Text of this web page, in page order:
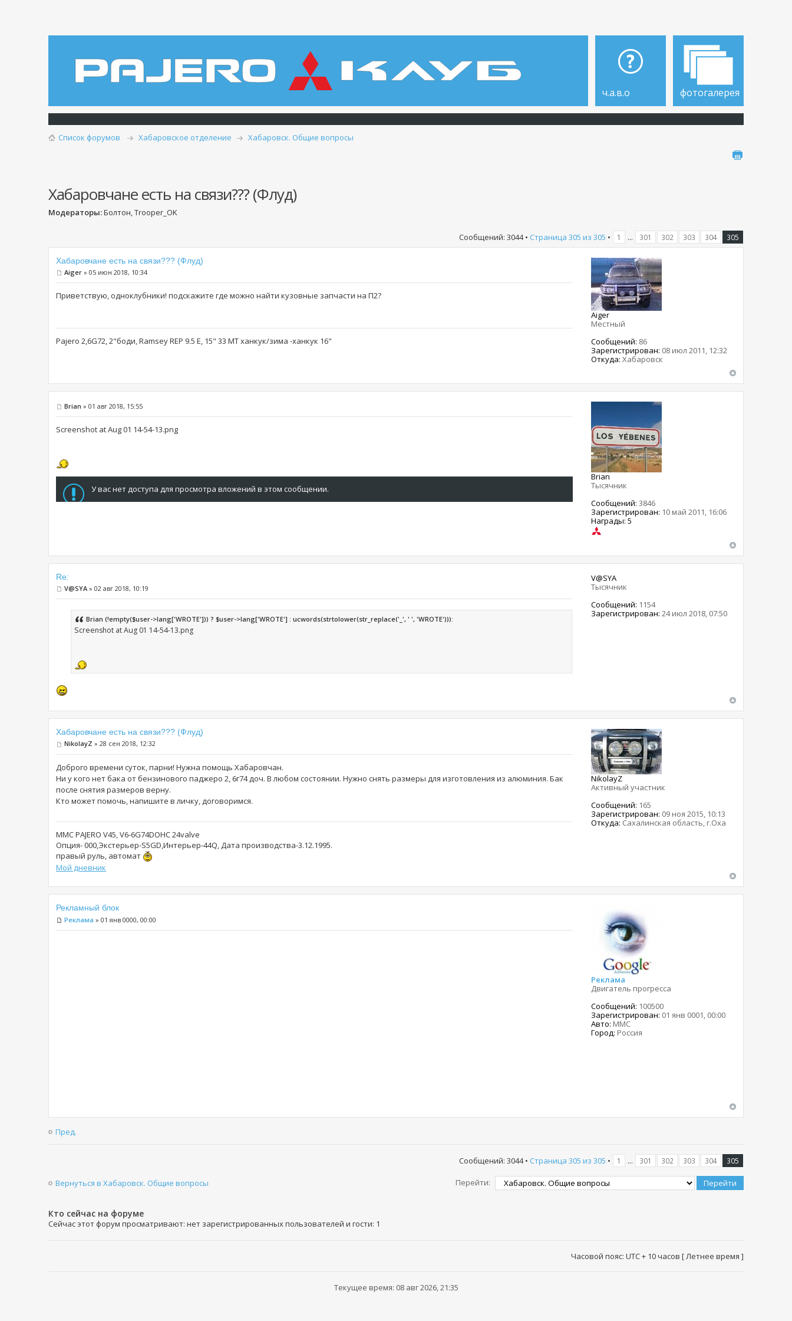
ч.а.в.о фотогалерея
Список форумов Хабаровское отделение Хабаровск. Общие вопросы
Хабаровчане есть на связи??? (Флуд)
Модераторы:Болтон, Trooper_OK
Сообщений: 3044 • Страница 305 из 305 • 1 ... 301 302 303 304 305
Хабаровчане есть на связи??? (Флуд)
Aiger » 05 июн 2018, 10:34
Приветствую, одноклубники! подскажите где можно найти кузовные запчасти на П2?
Pajero 2,6G72, 2"боди, Ramsey REP 9.5 E, 15" 33 MT ханкук/зима -ханкук 16"
Aiger
Местный
Сообщений: 86
Зарегистрирован: 08 июл 2011, 12:32
Откуда: Хабаровск
Brian » 01 авг 2018, 15:55
Screenshot at Aug 01 14-54-13.png
У вас нет доступа для просмотра вложений в этом сообщении.
Brian
Тысячник
Сообщений: 3846
Зарегистрирован: 10 май 2011, 16:06
Награды: 5
Re:
V@SYA » 02 авг 2018, 10:19
Brian (!empty($user->lang['WROTE'])) ? $user->lang['WROTE'] : ucwords(strtolower(str_replace('_', ' ', 'WROTE'))):
Screenshot at Aug 01 14-54-13.png
V@SYA
Тысячник
Сообщений: 1154
Зарегистрирован: 24 июл 2018, 07:50
Хабаровчане есть на связи??? (Флуд)
NikolayZ » 28 сен 2018, 12:32
Доброго времени суток, парни! Нужна помощь Хабаровчан.
Ни у кого нет бака от бензинового паджеро 2, 6г74 доч. В любом состоянии. Нужно снять размеры для изготовления из алюминия. Бак
после снятия размеров верну.
Кто может помочь, напишите в личку, договоримся.
MMC PAJERO V45, V6-6G74DOHC 24valve
Опция- 000,Экстерьер-S5GD,Интерьер-44Q, Дата производства-3.12.1995.
правый руль, автомат
Мой дневник
NikolayZ
Активный участник
Сообщений: 165
Зарегистрирован: 09 ноя 2015, 10:13
Откуда: Сахалинская область, г.Оха
Рекламный блок
Реклама » 01 янв 0000, 00:00
Реклама
Двигатель прогресса
Сообщений: 100500
Зарегистрирован: 01 янв 0001, 00:00
Авто: MMC
Город: Россия
Пред.
Сообщений: 3044 • Страница 305 из 305 • 1 ... 301 302 303 304 305
Вернуться в Хабаровск. Общие вопросы Перейти:
Кто сейчас на форуме
Сейчас этот форум просматривают: нет зарегистрированных пользователей и гости: 1
Часовой пояс: UTC + 10 часов [ Летнее время ]
Текущее время: 08 авг 2026, 21:35